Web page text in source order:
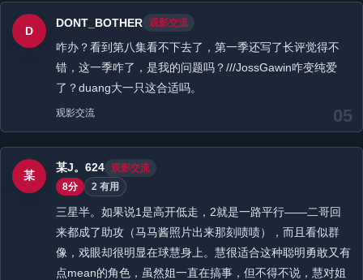
05
D
DONT_BOTHER 观影交流
咋办？看到第八集看不下去了，第一季还写了长评觉得不
错，这一季咋了，是我的问题吗？///JossGawin咋变纯爱
了？duang大一只这合适吗。
观影交流
某
某J。624 观影交流
8分
2 有用
三星半。如果说1是高开低走，2就是一路平行——二哥回
来都成了助攻（马马酱照片出来那刻啧啧），而且看似群
像，戏眼却很明显在球慧身上。慧很适合这种聪明勇敢又有
点mean的角色，虽然姐一直在搞事，但不得不说，慧对姐